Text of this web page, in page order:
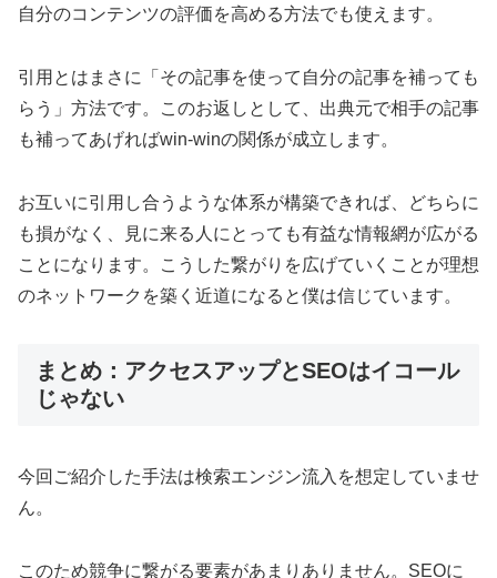
自分のコンテンツの評価を高める方法でも使えます。
引用とはまさに「その記事を使って自分の記事を補っても
らう」方法です。このお返しとして、出典元で相手の記事
も補ってあげればwin-winの関係が成立します。
お互いに引用し合うような体系が構築できれば、どちらに
も損がなく、見に来る人にとっても有益な情報網が広がる
ことになります。こうした繋がりを広げていくことが理想
のネットワークを築く近道になると僕は信じています。
まとめ：アクセスアップとSEOはイコール
じゃない
今回ご紹介した手法は検索エンジン流入を想定していませ
ん。
このため競争に繋がる要素があまりありません。SEOに